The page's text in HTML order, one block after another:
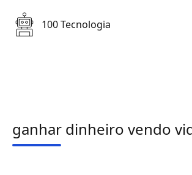
100 Tecnologia
ganhar dinheiro vendo